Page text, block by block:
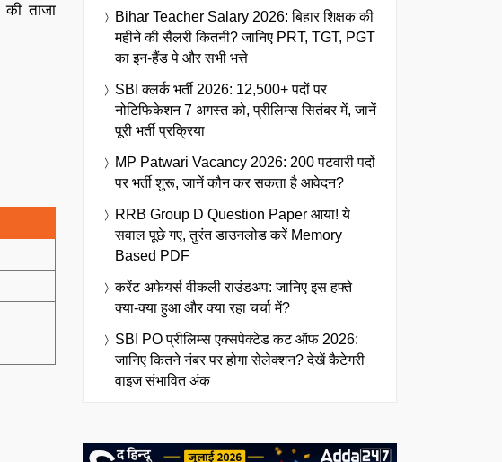
ताजा
Bihar Teacher Salary 2026: बिहार शिक्षक की
महीने की सैलरी कितनी? जानिए PRT, TGT, PGT
का इन-हैंड पे और सभी भत्ते
SBI क्लर्क भर्ती 2026: 12,500+ पदों पर
नोटिफिकेशन 7 अगस्त को, प्रीलिम्स सितंबर में, जानें
पूरी भर्ती प्रक्रिया
MP Patwari Vacancy 2026: 200 पटवारी पदों
पर भर्ती शुरू, जानें कौन कर सकता है आवेदन?
RRB Group D Question Paper आया! ये
सवाल पूछे गए, तुरंत डाउनलोड करें Memory
Based PDF
करेंट अफेयर्स वीकली राउंडअप: जानिए इस हफ्ते
क्या-क्या हुआ और क्या रहा चर्चा में?
SBI PO प्रीलिम्स एक्सपेक्टेड कट ऑफ 2026:
जानिए कितने नंबर पर होगा सेलेक्शन? देखें कैटेगरी
वाइज संभावित अंक